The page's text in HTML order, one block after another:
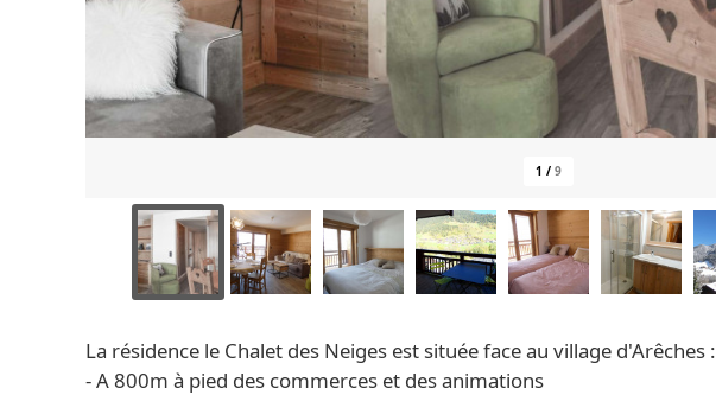
1 / 9
La résidence le Chalet des Neiges est située face au village d'Arêches :
- A 800m à pied des commerces et des animations